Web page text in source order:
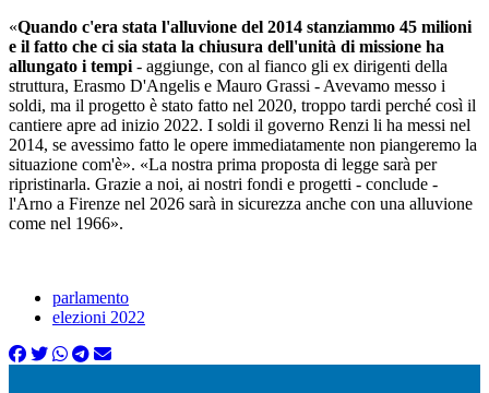
«Quando c'era stata l'alluvione del 2014 stanziammo 45 milioni
e il fatto che ci sia stata la chiusura dell'unità di missione ha
allungato i tempi - aggiunge, con al fianco gli ex dirigenti della
struttura, Erasmo D'Angelis e Mauro Grassi - Avevamo messo i
soldi, ma il progetto è stato fatto nel 2020, troppo tardi perché così il
cantiere apre ad inizio 2022. I soldi il governo Renzi li ha messi nel
2014, se avessimo fatto le opere immediatamente non piangeremo la
situazione com'è». «La nostra prima proposta di legge sarà per
ripristinarla. Grazie a noi, ai nostri fondi e progetti - conclude -
l'Arno a Firenze nel 2026 sarà in sicurezza anche con una alluvione
come nel 1966».
parlamento
elezioni 2022